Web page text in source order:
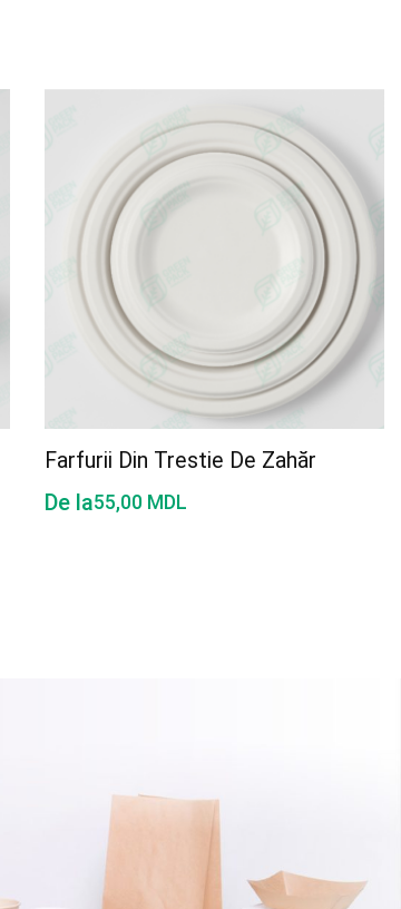
Farfurii Din Trestie De Zahăr
De la55,00 MDL